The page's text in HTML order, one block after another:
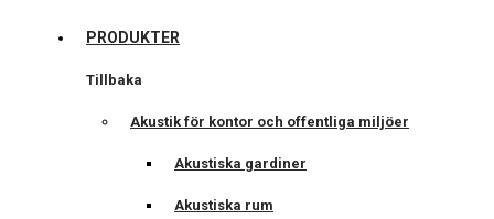
PRODUKTER
Tillbaka
Akustik för kontor och offentliga miljöer
Akustiska gardiner
Akustiska rum